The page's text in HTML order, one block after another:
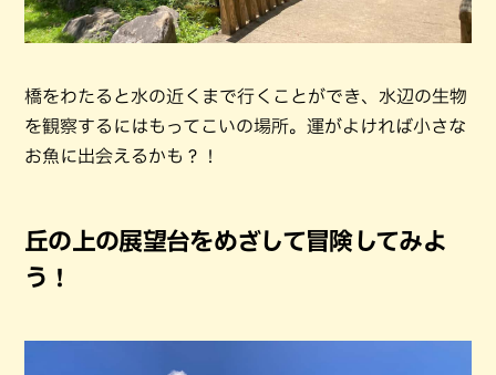
橋をわたると水の近くまで行くことができ、水辺の生物
を観察するにはもってこいの場所。運がよければ小さな
お魚に出会えるかも？！
丘の上の展望台をめざして冒険してみよ
う！